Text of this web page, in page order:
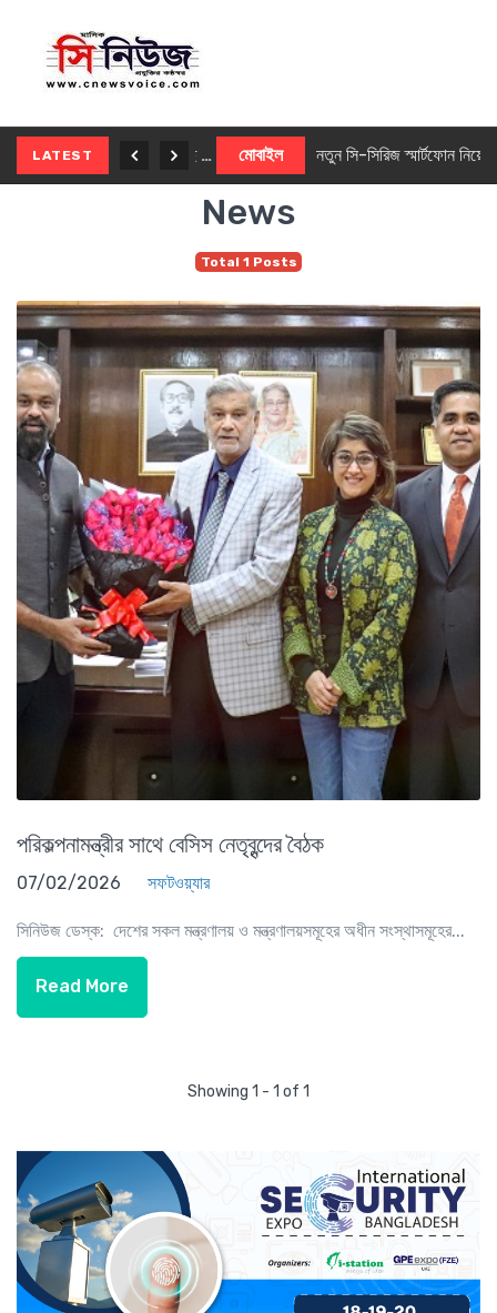
LATEST মোবাইল নতুন সি-সিরিজ স্মার্টফোন নিয়ে আসছে রিয়েলমি
News
Total 1 Posts
পরিকল্পনামন্ত্রীর সাথে বেসিস নেতৃবৃন্দের বৈঠক
07/02/2026 সফটওয়্যার
সিনিউজ ডেস্ক: দেশের সকল মন্ত্রণালয় ও মন্ত্রণালয়সমূহের অধীন সংস্থাসমূহের...
Read More
Showing 1 - 1 of 1